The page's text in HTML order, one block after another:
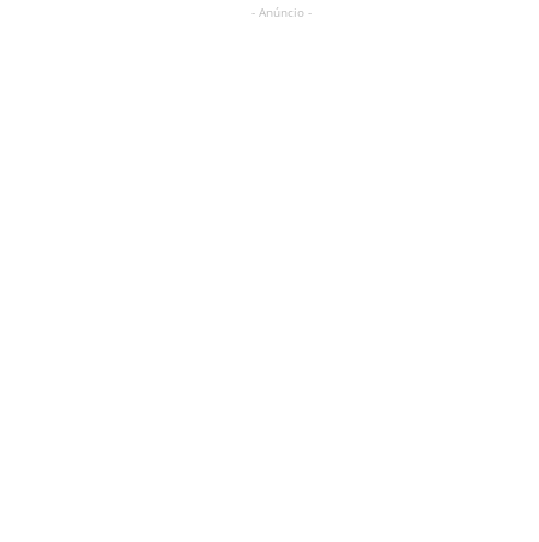
- Anúncio -